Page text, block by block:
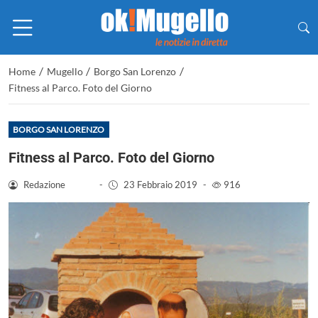
Home / Mugello / Borgo San Lorenzo /
Fitness al Parco. Foto del Giorno
BORGO SAN LORENZO
Fitness al Parco. Foto del Giorno
Redazione - 23 Febbraio 2019 - 916